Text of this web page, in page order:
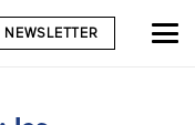
NEWSLETTER